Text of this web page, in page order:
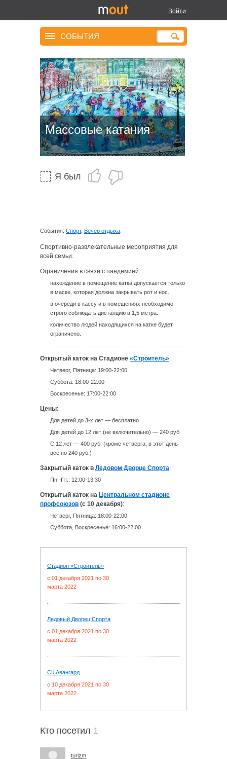
Войти
СОБЫТИЯ
Массовые катания
Я был
События: Спорт, Вечер отдыха
Спортивно-развлекательные мероприятия для
всей семьи.
Ограничения в связи с пандемией:
нахождение в помещение катка допускается только
в маске, которая должна закрывать рот и нос.
в очереди в кассу и в помещениях необходимо
строго соблюдать дистанцию в 1,5 метра.
количество людей находящихся на катке будет
ограничено.
Открытый каток на Стадионе «Строитель»:
Четверг, Пятница: 19:00-22:00
Суббота: 18:00-22:00
Воскресенье: 17:00-22:00
Цены:
Для детей до 3-х лет — бесплатно
Для детей до 12 лет (не включительно) — 240 руб.
С 12 лет — 400 руб. (кроме четверга, в этот день
все по 240 руб.)
Закрытый каток в Ледовом Дворце Спорта:
Пн.-Пт.: 12:00-13:30
Открытый каток на Центральном стадионе
профсоюзов (с 10 декабря):
Четверг, Пятница: 18:00-22:00
Суббота, Воскресенье: 16:00-22:00
Стадион «Строитель»
c 01 декабря 2021 по 30
марта 2022
Ледовый Дворец Спорта
c 01 декабря 2021 по 30
марта 2022
СК Авангард
c 10 декабря 2021 по 30
марта 2022
Кто посетил 1
turizm